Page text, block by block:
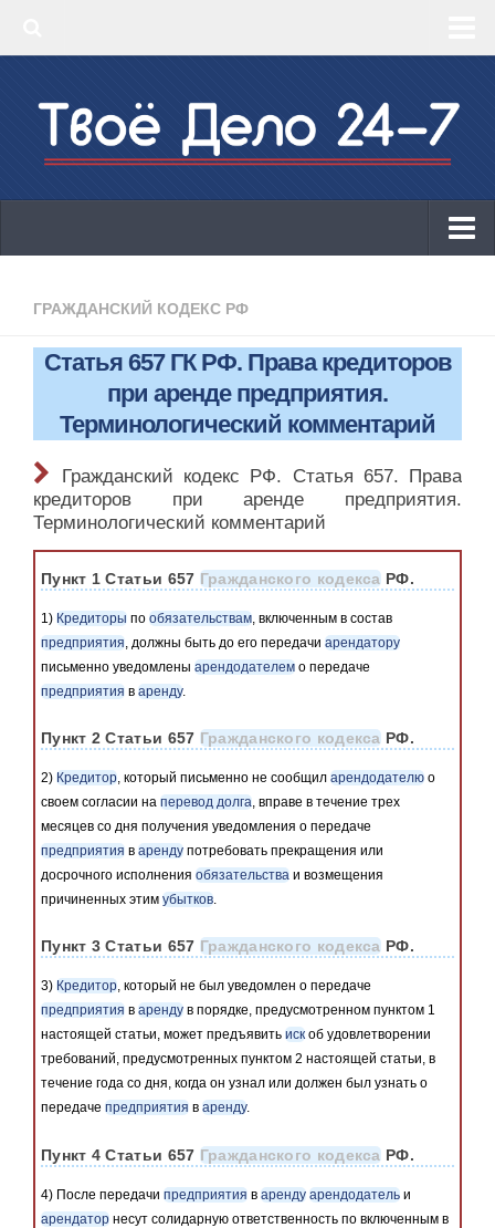
‣ КБК 2019
КБК 2019
ОКВЭД 2019
Онлайн-кассы 2019: 54-ФЗ!
Законодательство
ГРАЖДАНСКИЙ КОДЕКС РФ
Статья 657 ГК РФ. Права кредиторов
при аренде предприятия.
Терминологический комментарий
Гражданский кодекс РФ. Статья 657. Права
кредиторов при аренде предприятия.
Терминологический комментарий
Пункт 1 Статьи 657 Гражданского кодекса РФ.
1) Кредиторы по обязательствам, включенным в состав
предприятия, должны быть до его передачи арендатору
письменно уведомлены арендодателем о передаче
предприятия в аренду.
Пункт 2 Статьи 657 Гражданского кодекса РФ.
2) Кредитор, который письменно не сообщил арендодателю о
своем согласии на перевод долга, вправе в течение трех
месяцев со дня получения уведомления о передаче
предприятия в аренду потребовать прекращения или
досрочного исполнения обязательства и возмещения
причиненных этим убытков.
Пункт 3 Статьи 657 Гражданского кодекса РФ.
3) Кредитор, который не был уведомлен о передаче
предприятия в аренду в порядке, предусмотренном пунктом 1
настоящей статьи, может предъявить иск об удовлетворении
требований, предусмотренных пунктом 2 настоящей статьи, в
течение года со дня, когда он узнал или должен был узнать о
передаче предприятия в аренду.
Пункт 4 Статьи 657 Гражданского кодексаРФ.
4) После передачи предприятия в аренду арендодатель и
арендатор несут солидарную ответственность по включенным в